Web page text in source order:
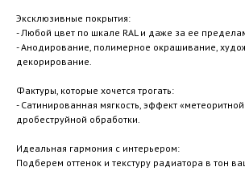
Эксклюзивные покрытия:
- Любой цвет по шкале RAL и даже за ее
- Анодирование, полимерное окрашивание,
декорирование.
Фактуры, которые хочется трогать:
- Сатинированная мягкость, эффект
дробеструйной обработки.
Идеальная гармония с интерьером:
Подберем оттенок и текстуру радиатора в тон